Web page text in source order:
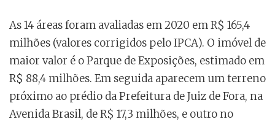
As 14 áreas foram avaliadas em 2020 em R$ 165,4
milhões (valores corrigidos pelo IPCA). O imóvel de
maior valor é o Parque de Exposições, estimado em
R$ 88,4 milhões. Em seguida aparecem um terreno
próximo ao prédio da Prefeitura de Juiz de Fora, na
Avenida Brasil, de R$ 17,3 milhões, e outro no